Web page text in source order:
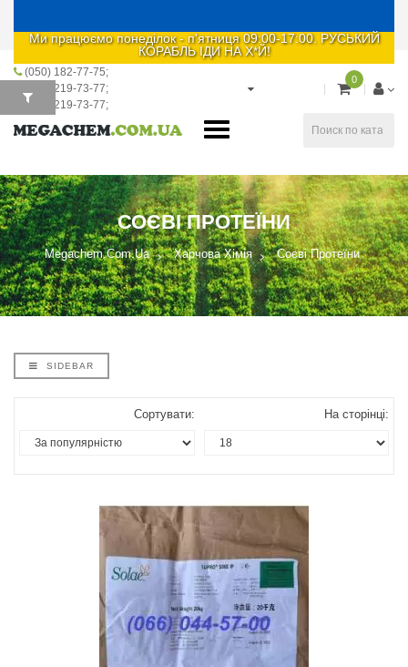
Ми працюємо понеділок - п'ятниця 09:00-17:00. РУСЬКИЙ
КОРАБЛЬ ІДИ НА Х*Й!
(050) 182-77-75
(067) 219-73-77
(093) 219-73-77
0
СОЄВІ ПРОТЕЇНИ
Megachem.com.ua Харчова Хімія Соєві Протеїни
SIDEBAR
Сортувати: На сторінці: